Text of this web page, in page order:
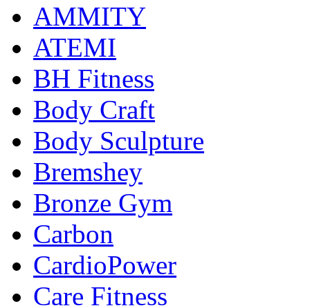
AMMITY
ATEMI
BH Fitness
Body Craft
Body Sculpture
Bremshey
Bronze Gym
Carbon
CardioPower
Care Fitness